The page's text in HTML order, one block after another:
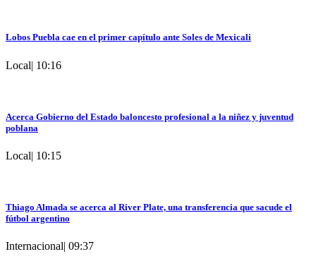
Lobos Puebla cae en el primer capítulo ante Soles de Mexicali
Local| 10:16
Acerca Gobierno del Estado baloncesto profesional a la niñez y juventud
poblana
Local| 10:15
Thiago Almada se acerca al River Plate, una transferencia que sacude el
fútbol argentino
Internacional| 09:37